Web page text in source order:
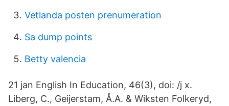
Vetlanda posten prenumeration
Sa dump points
Betty valencia
21 jan English In Education, 46(3), doi: /j x.
Liberg, C., Geijerstam, Å.A. & Wiksten Folkeryd,